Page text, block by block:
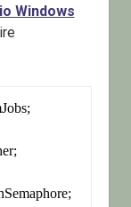
Windows